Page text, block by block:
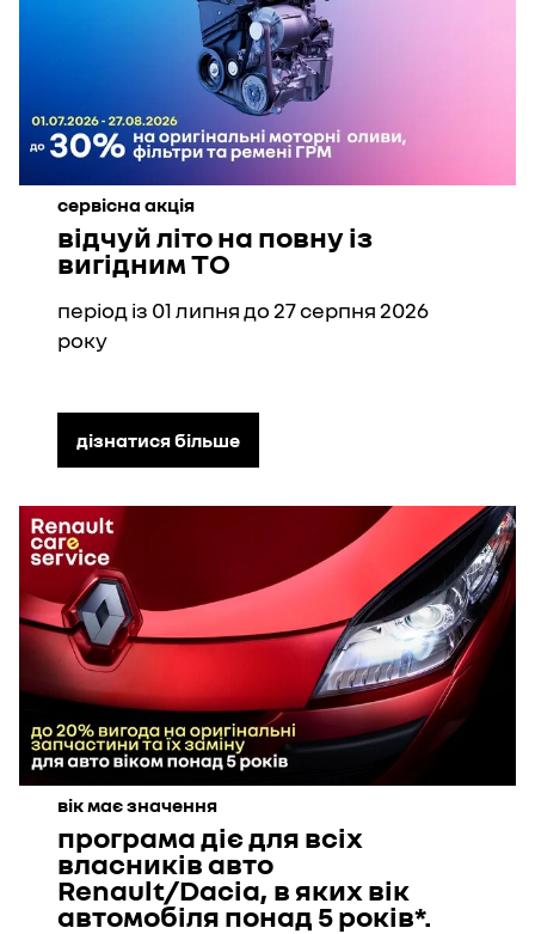
сервісна акція
відчуй літо на повну із
вигідним ТО
період із 01 липня до 27 серпня 2026
року
дізнатися більше
вік має значення
програма діє для всіх
власників авто
Renault/Dacia, в яких вік
автомобіля понад 5 років*.